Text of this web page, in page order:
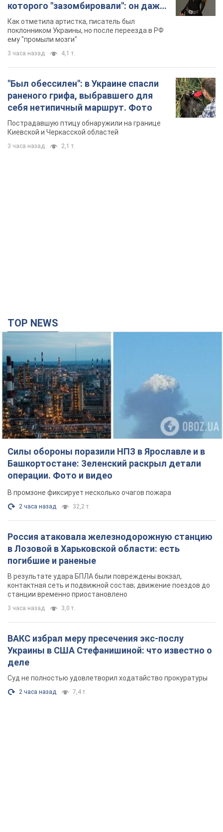
которого "зазомбировали": он даже
русского не знал, а теперь хочет
геноцида украинцев
Как отметила артистка, писатель был
поклонником Украины, но после переезда в РФ
ему "промыли мозги"
3 часа назад 4,1 т.
"Был обессилен": в Украине спасли
раненого грифа, выбравшего для
себя нетипичный маршрут. Фото
Пострадавшую птицу обнаружили на границе
Киевской и Черкасской областей
3 часа назад 2,1 т.
TOP NEWS
Силы обороны поразили НПЗ в Ярославле и в
Башкортостане: Зеленский раскрыл детали
операции. Фото и видео
В промзоне фиксирует несколько очагов пожара
2 часа назад 32,2 т.
Россия атаковала железнодорожную станцию
в Лозовой в Харьковской области: есть
погибшие и раненые
В результате удара БПЛА были повреждены вокзал,
контактная сеть и подвижной состав; движение поездов до
станции временно приостановлено
3 часа назад 3,0 т.
ВАКС избрал меру пресечения экс-послу
Украины в США Стефанишиной: что известно о
деле
Суд не полностью удовлетворил ходатайство прокуратуры
2 часа назад 7,4 т.